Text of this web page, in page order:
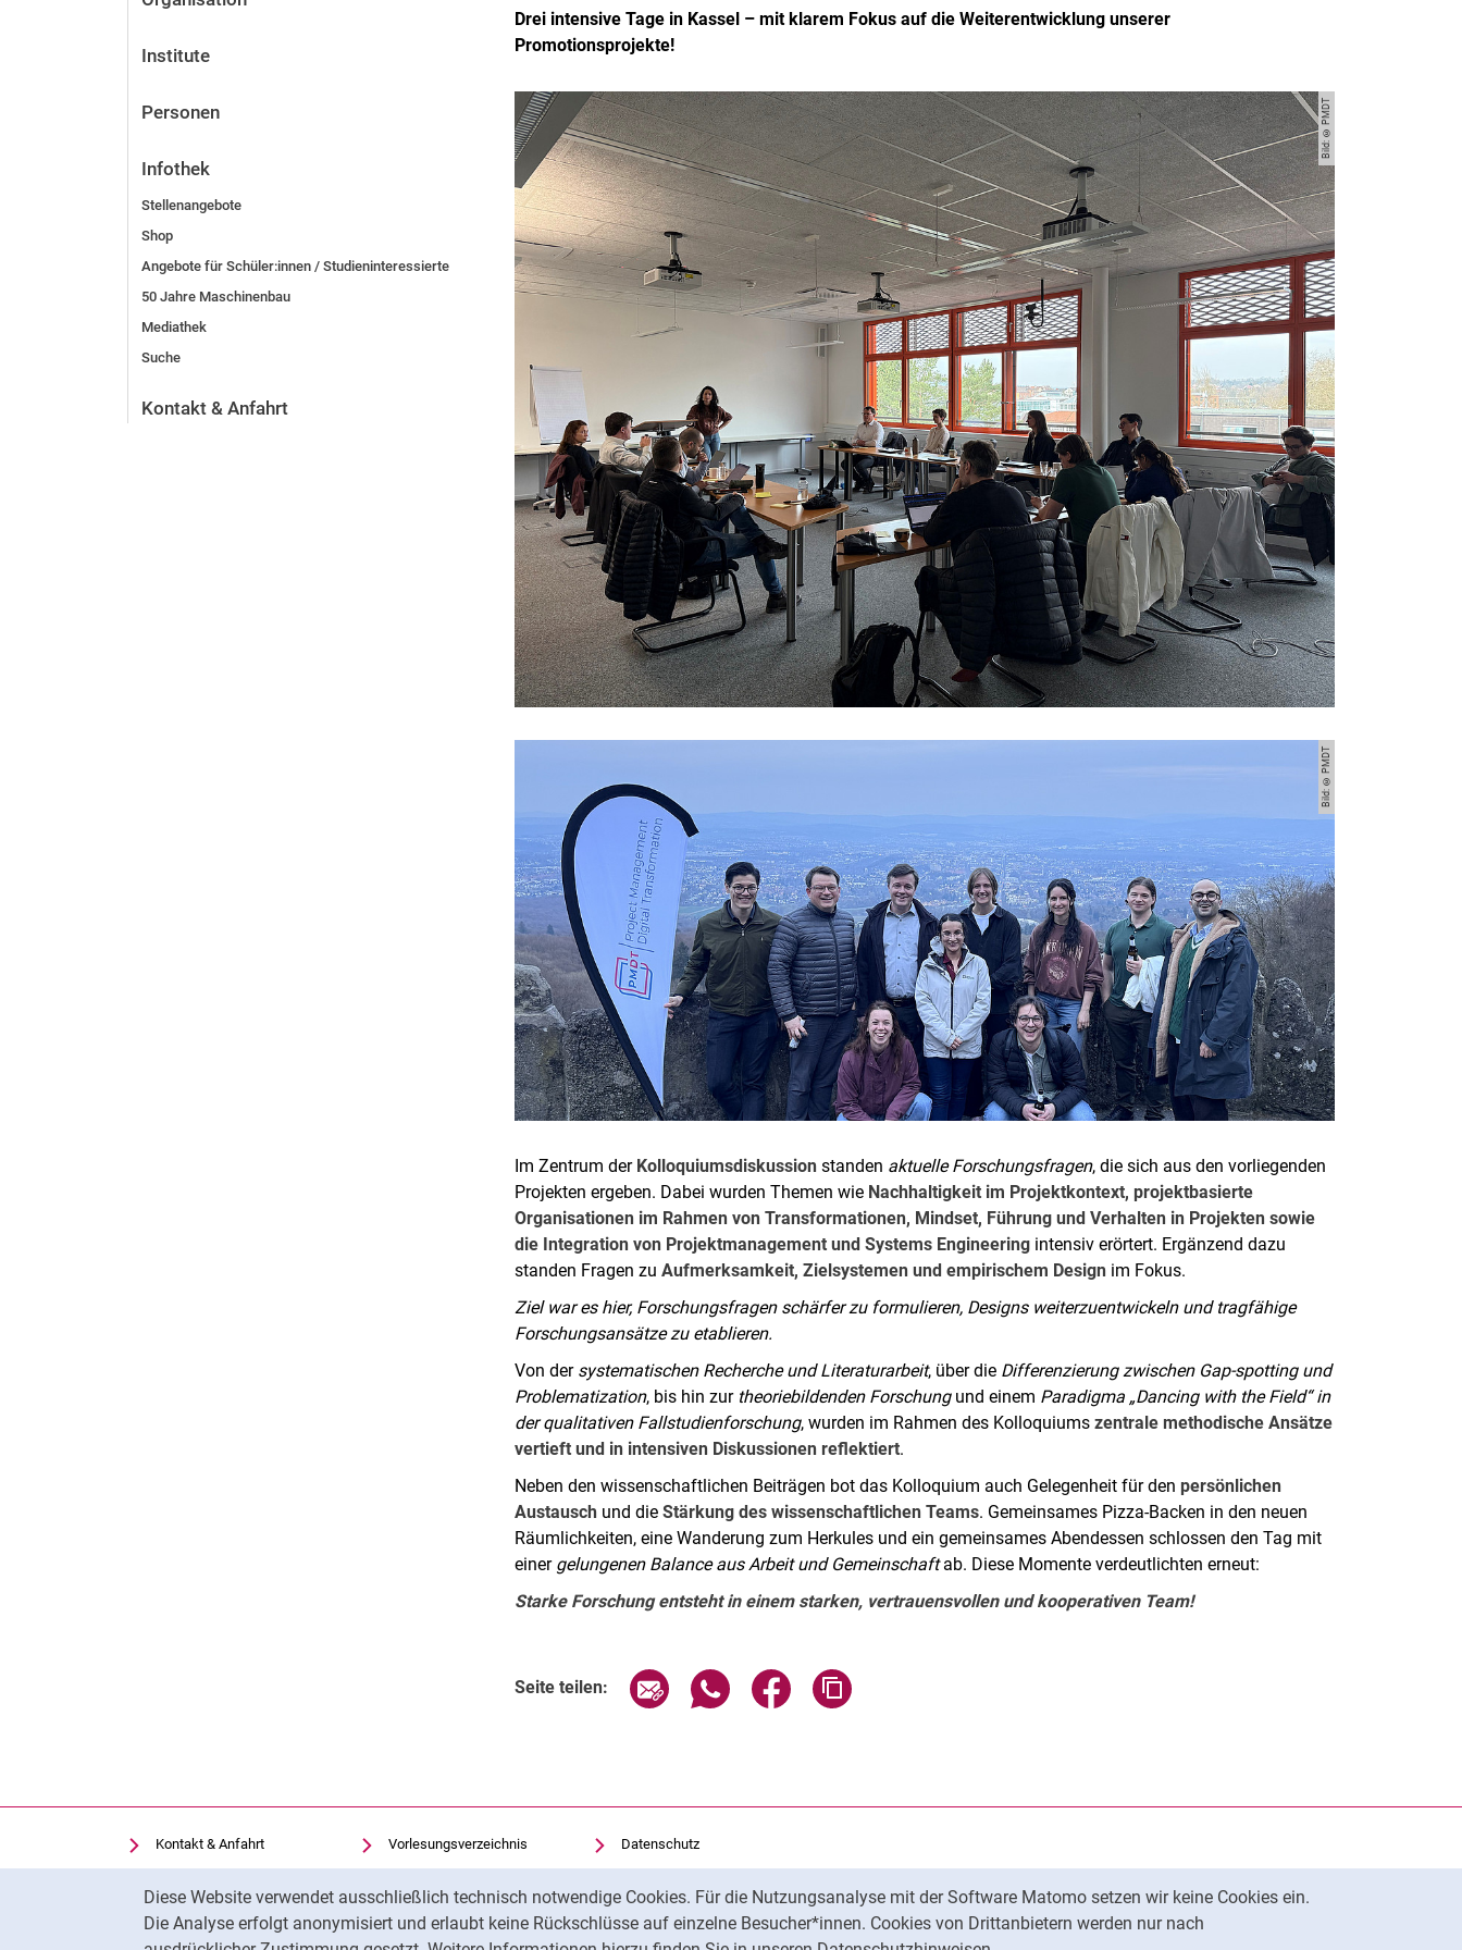
Diese Website verwendet ausschließlich technisch notwendige Cookies. Für die Nutzungsanalyse mit der Software Matomo setzen wir keine Cookies ein.
Die Analyse erfolgt anonymisiert und erlaubt keine Rückschlüsse auf einzelne Besucher*innen. Cookies von Drittanbietern werden nur nach
Institute
Personen
Infothek
Stellenangebote
Shop
Angebote für Schüler:innen / Studieninteressierte
50 Jahre Maschinenbau
Mediathek
Suche
Kontakt & Anfahrt
Drei intensive Tage in Kassel – mit klarem Fokus auf die Weiterentwicklung unserer
Promotionsprojekte!
Bild: © PMDT
Bild: © PMDT
Im Zentrum der Kolloquiumsdiskussion standen aktuelle Forschungsfragen, die sich aus den vorliegenden
Projekten ergeben. Dabei wurden Themen wie Nachhaltigkeit im Projektkontext, projektbasierte
Organisationen im Rahmen von Transformationen, Mindset, Führung und Verhalten in Projekten sowie
die Integration von Projektmanagement und Systems Engineering intensiv erörtert. Ergänzend dazu
standen Fragen zuAufmerksamkeit, Zielsystemen und empirischem Design im Fokus.
Ziel war es hier, Forschungsfragen schärfer zu formulieren, Designs weiterzuentwickeln und tragfähige
Forschungsansätze zu etablieren.
Von der systematischen Recherche und Literaturarbeit, über die Differenzierung zwischen Gap-spotting und
Problematization, bis hin zur theoriebildenden Forschungund einem Paradigma „Dancing with the Field“ in
der qualitativen Fallstudienforschung, wurden im Rahmen des Kolloquiumszentrale methodische Ansätze
vertieft und in intensiven Diskussionen reflektiert.
Neben den wissenschaftlichen Beiträgen bot das Kolloquium auch Gelegenheit für denpersönlichen
Austausch und die Stärkung des wissenschaftlichen Teams. Gemeinsames Pizza-Backen in den neuen
Räumlichkeiten, eine Wanderung zum Herkules und ein gemeinsames Abendessen schlossen den Tag mit
einer gelungenen Balance aus Arbeit und Gemeinschaftab. Diese Momente verdeutlichten erneut:
Starke Forschung entsteht in einem starken, vertrauensvollen und kooperativen Team!
Seite teilen: Seite über E-Mail teilen
Seite über WhatsApp teilen (externer Link, öffnet neues Fenster)
Seite über Facebook teilen (externer Link, öffnet neues Fenster)
Kontakt & Anfahrt
Einrichtungen suchen
Stellenangebote
Cookie-Einstellungen
Vorlesungsverzeichnis
Uni-Bibliothek
Moodle
Panopto
Datenschutz
Barrierefreiheit
Transparenter KI-Einsatz
Impressum